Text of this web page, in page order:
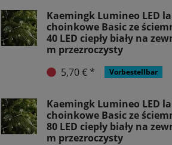
Kaemingk Lumineo LED
choinkowe Basic ze
40 LED ciepły biały na
m przezroczysty
5,70 € *
Vorbestellbar
Kaemingk Lumineo LED
choinkowe Basic ze
80 LED ciepły biały na
m przezroczysty